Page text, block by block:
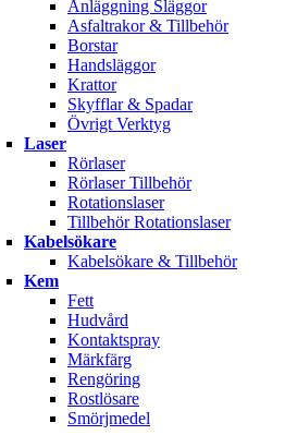
Anläggning Släggor
Asfaltrakor & Tillbehör
Borstar
Handsläggor
Krattor
Skyfflar & Spadar
Övrigt Verktyg
Laser
Rörlaser
Rörlaser Tillbehör
Rotationslaser
Tillbehör Rotationslaser
Kabelsökare
Kabelsökare & Tillbehör
Kem
Fett
Hudvård
Kontaktspray
Märkfärg
Rengöring
Rostlösare
Smörjmedel